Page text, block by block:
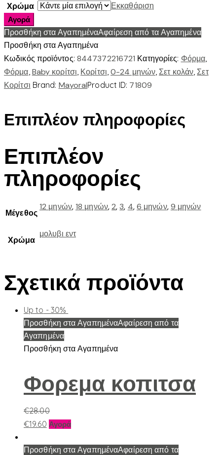
Χρώμα
Εκκαθάριση
2.842
|
Φορμα
3
τεμαχια
ποσότητα
Αγορά
Προσθήκη στα ΑγαπημέναΑφαίρεση από τα Αγαπημένα
Προσθήκη στα Αγαπημένα
Κωδικός προϊόντος: 8447372216721 Κατηγορίες: Φόρμα,
Φόρμα, Baby κορίτσι, Κορίτσι,0-24 μηνών,Σετ κολάν,Σετ
Κορίτσι Brand: MayoralProduct ID: 71809
Επιπλέον πληροφορίες
Επιπλέον
πληροφορίες
Μέγεθος
12 μηνών,18 μηνών,2,3, 4,6 μηνών,9 μηνών
Χρώμα
μολυβι εντ
Σχετικά προϊόντα
Up to - 30%
Προσθήκη στα ΑγαπημέναΑφαίρεση από τα
Αγαπημένα
Προσθήκη στα Αγαπημένα
Φορεμα κοπιτσα
€28.00
€19.60 ΑγοράΑυτό
προϊόν
Προσθήκη στα ΑγαπημέναΑφαίρεση από τα